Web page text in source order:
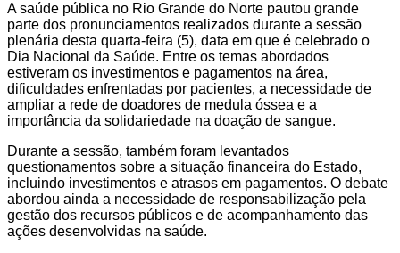
A saúde pública no Rio Grande do Norte pautou grande
parte dos pronunciamentos realizados durante a sessão
plenária desta quarta-feira (5), data em que é celebrado o
Dia Nacional da Saúde. Entre os temas abordados
estiveram os investimentos e pagamentos na área,
dificuldades enfrentadas por pacientes, a necessidade de
ampliar a rede de doadores de medula óssea e a
importância da solidariedade na doação de sangue.
Durante a sessão, também foram levantados
questionamentos sobre a situação financeira do Estado,
incluindo investimentos e atrasos em pagamentos. O debate
abordou ainda a necessidade de responsabilização pela
gestão dos recursos públicos e de acompanhamento das
ações desenvolvidas na saúde.